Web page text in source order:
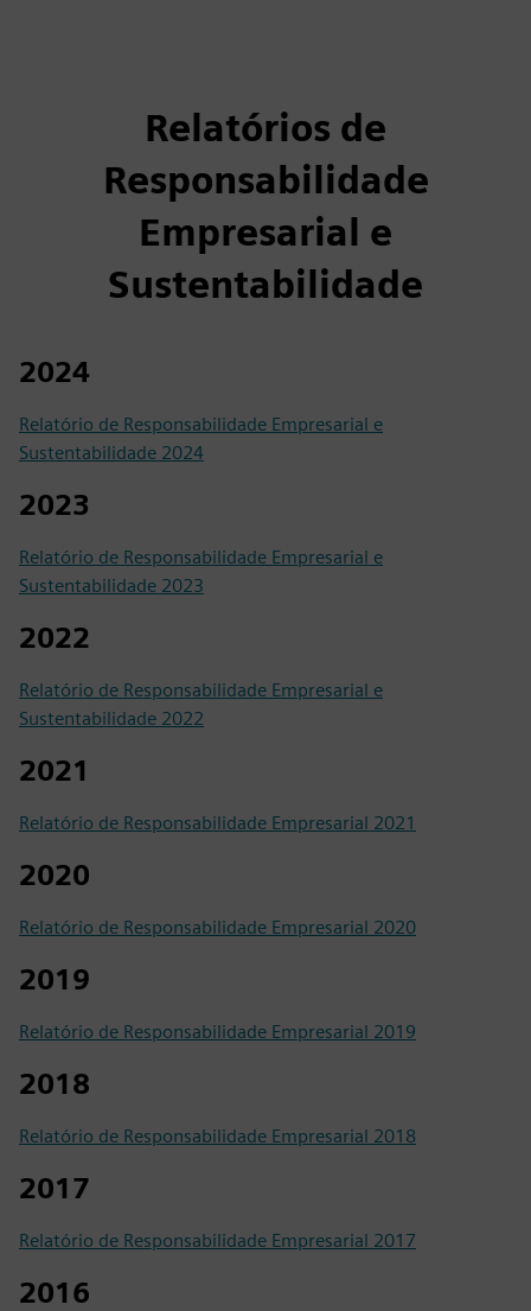
Relatórios de
Responsabilidade
Empresarial e
Sustentabilidade
2024
Relatório de Responsabilidade Empresarial e
Sustentabilidade 2024
2023
Relatório de Responsabilidade Empresarial e
Sustentabilidade 2023
2022
Relatório de Responsabilidade Empresarial e
Sustentabilidade 2022
2021
Relatório de Responsabilidade Empresarial 2021
2020
Relatório de Responsabilidade Empresarial 2020
2019
Relatório de Responsabilidade Empresarial 2019
2018
Relatório de Responsabilidade Empresarial 2018
2017
Relatório de Responsabilidade Empresarial 2017
2016